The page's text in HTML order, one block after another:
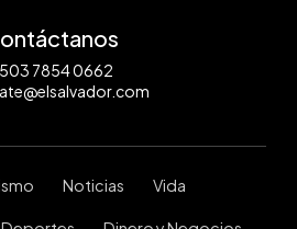
7854 0662
Noticias Vida